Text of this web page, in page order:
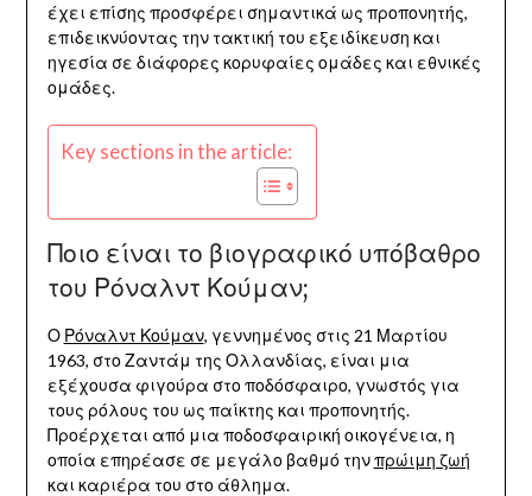
έχει επίσης προσφέρει σημαντικά ως προπονητής,
επιδεικνύοντας την τακτική του εξειδίκευση και
ηγεσία σε διάφορες κορυφαίες ομάδες και εθνικές
ομάδες.
Key sections in the article:
Ποιο είναι το βιογραφικό υπόβαθρο
του Ρόναλντ Κούμαν;
Ο Ρόναλντ Κούμαν, γεννημένος στις 21 Μαρτίου
1963, στο Ζαντάμ της Ολλανδίας, είναι μια
εξέχουσα φιγούρα στο ποδόσφαιρο, γνωστός για
τους ρόλους του ως παίκτης και προπονητής.
Προέρχεται από μια ποδοσφαιρική οικογένεια, η
οποία επηρέασε σε μεγάλο βαθμό τηνπρώιμη ζωή
και καριέρα του στο άθλημα.